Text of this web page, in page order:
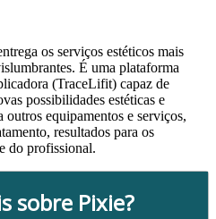
os serviços estéticos mais
É uma plataforma
(TraceLifit) capaz de
possibilidades estéticas e
equipamentos e serviços,
resultados para os
do profissional.
sobre Pixie?